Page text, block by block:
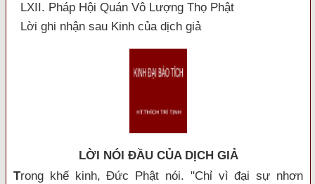
LXII. Pháp Hội Quán Vô Lượng Thọ Phật
Lời ghi nhận sau Kinh của dịch giả
LỜI NÓI ÐẦU CỦA DỊCH GIẢ
Trong khế kinh, Đức Phật nói. "Chỉ vì đại sự nhơn